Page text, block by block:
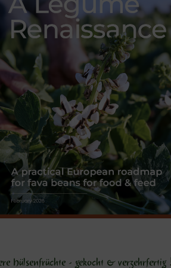
Hülsenfrüchte - gekocht & verzehrfertig